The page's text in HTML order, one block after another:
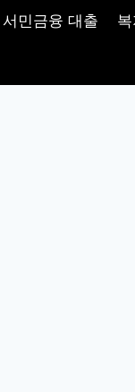
서민금융 대출